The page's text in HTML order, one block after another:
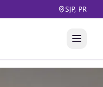
SJP, PR